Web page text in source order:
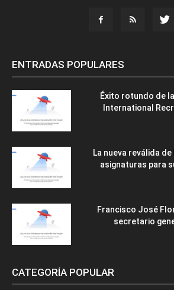
ENTRADAS POPULARES
Éxito rotundo de
International
La nueva reválida
asignaturas para
Francisco José
secretario
CATEGORÍA POPULAR